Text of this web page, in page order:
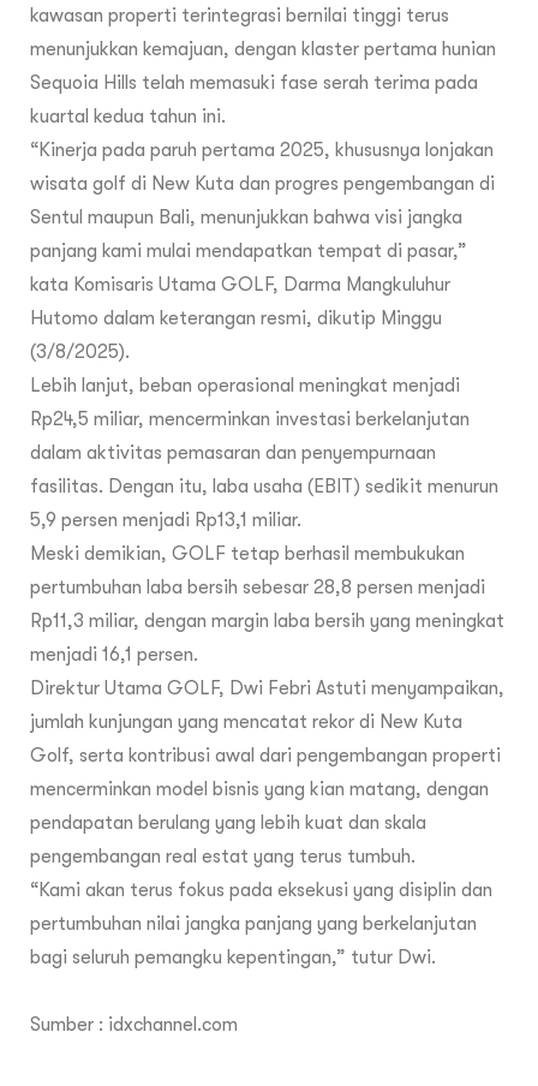
kawasan properti terintegrasi bernilai tinggi terus
menunjukkan kemajuan, dengan klaster pertama hunian
Sequoia Hills telah memasuki fase serah terima pada
kuartal kedua tahun ini.
“Kinerja pada paruh pertama 2025, khususnya lonjakan
wisata golf di New Kuta dan progres pengembangan di
Sentul maupun Bali, menunjukkan bahwa visi jangka
panjang kami mulai mendapatkan tempat di pasar,”
kata Komisaris Utama GOLF, Darma Mangkuluhur
Hutomo dalam keterangan resmi, dikutip Minggu
(3/8/2025).
Lebih lanjut, beban operasional meningkat menjadi
Rp24,5 miliar, mencerminkan investasi berkelanjutan
dalam aktivitas pemasaran dan penyempurnaan
fasilitas. Dengan itu, laba usaha (EBIT) sedikit menurun
5,9 persen menjadi Rp13,1 miliar.
Meski demikian, GOLF tetap berhasil membukukan
pertumbuhan laba bersih sebesar 28,8 persen menjadi
Rp11,3 miliar, dengan margin laba bersih yang meningkat
menjadi 16,1 persen.
Direktur Utama GOLF, Dwi Febri Astuti menyampaikan,
jumlah kunjungan yang mencatat rekor di New Kuta
Golf, serta kontribusi awal dari pengembangan properti
mencerminkan model bisnis yang kian matang, dengan
pendapatan berulang yang lebih kuat dan skala
pengembangan real estat yang terus tumbuh.
“Kami akan terus fokus pada eksekusi yang disiplin dan
pertumbuhan nilai jangka panjang yang berkelanjutan
bagi seluruh pemangku kepentingan,” tutur Dwi.
Sumber : idxchannel.com